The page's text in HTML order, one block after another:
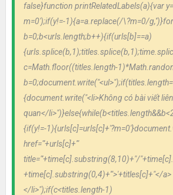
false}function printRelatedLabels(a){var
m=0');if(y!=-1){a=a.replace(/\?m=0/
b=0;b<urls.length;b++){if(urls[b]==a)
c=Math.floor((titles.length-
{document.write("<li>Không có bài viết liên
quan</
{if(y!=-
href="'+urls[c]+'"
title="'+time[c].substring(8,10)+"/
+time[c].substring(0,4)+'">'+titles[c]+"</a>
</li>");if(c<titles.length-1)